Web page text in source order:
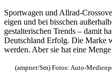
Sportwagen und Allrad-
eigen und bei bisschen
gestalterischen Trends – damit
Deutschland Erfolg. Die Marke
werden. Aber sie hat eine
(ampnet/Sm) Fotos: Auto-